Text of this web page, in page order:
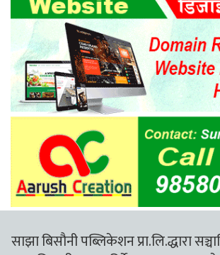
साझा बिसौनी पब्लिकेशन प्रा.लि.द्धारा